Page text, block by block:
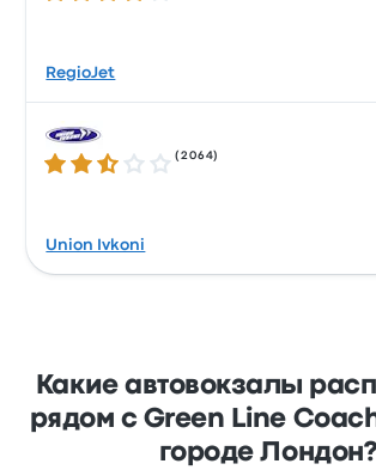
RegioJet
Количество звезд: 2.7 из 5
(2064)
Union Ivkoni
Какие автовокзалы
рядом с Green Line
городе Лондон?